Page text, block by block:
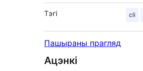
Тэгі cli
Пашыраны прагляд
Ацэнкі